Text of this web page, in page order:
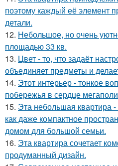
поэтому каждый её элемент
детали.
12. Небольшое, но очень
площадью 33 кв.
13. Цвет - то, что задаёт
объединяет предметы и
14. Этот интерьер - тонкое
побережья в сердце
15. Эта небольшая квартира
как даже компактное
домом для большой семьи.
16. Эта квартира сочетает
продуманный дизайн.